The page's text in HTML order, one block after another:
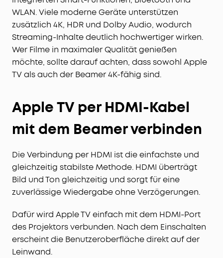
WLAN. Viele moderne Geräte unterstützen
zusätzlich 4K, HDR und Dolby Audio, wodurch
Streaming-Inhalte deutlich hochwertiger wirken.
Wer Filme in maximaler Qualität genießen
möchte, sollte darauf achten, dass sowohl Apple
TV als auch der Beamer 4K-fähig sind.
Apple TV per HDMI-Kabel
mit dem Beamer verbinden
Die Verbindung per HDMI ist die einfachste und
gleichzeitig stabilste Methode. HDMI überträgt
Bild und Ton gleichzeitig und sorgt für eine
zuverlässige Wiedergabe ohne Verzögerungen.
Dafür wird Apple TV einfach mit dem HDMI-Port
des Projektors verbunden. Nach dem Einschalten
erscheint die Benutzeroberfläche direkt auf der
Leinwand.